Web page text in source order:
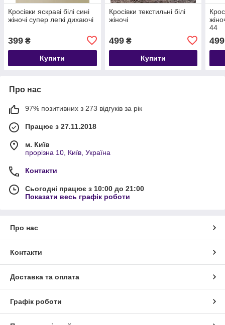
Кросівки яскраві білі сині
жіночі супер легкі дихаючі
399 ₴
Купити
Кросівки текстильні білі
жіночі
499₴
Купити
44
499
Про нас
97% позитивних з 273 відгуків за рік
Працює з 27.11.2018
м. Київ
прорізна 10, Київ, Україна
Контакти
Сьогодні працює з 10:00 до 21:00
Показати весь графік роботи
Про нас
Контакти
Доставка та оплата
Графік роботи